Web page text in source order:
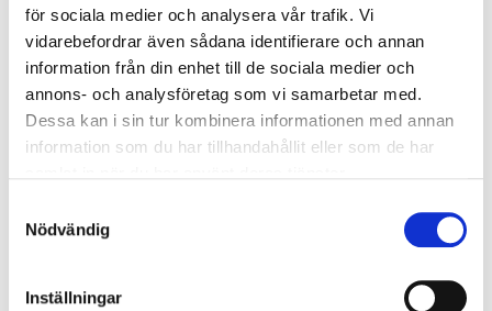
för sociala medier och analysera vår trafik. Vi
vidarebefordrar även sådana identifierare och annan
information från din enhet till de sociala medier och
annons- och analysföretag som vi samarbetar med.
Dessa kan i sin tur kombinera informationen med annan
information som du har tillhandahållit eller som de har
Nödvändig
Inställningar
Nödljus
Nödljus: Nej
centrerat, samt enkla införingshål i vardera gavel.
Överkopplingsplint 5x2x2,5 mm² i armaturens